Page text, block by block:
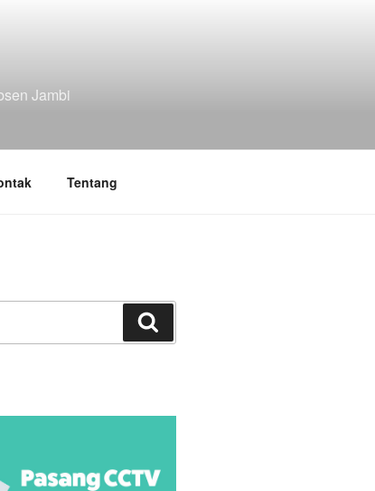
Jambi
Tentang